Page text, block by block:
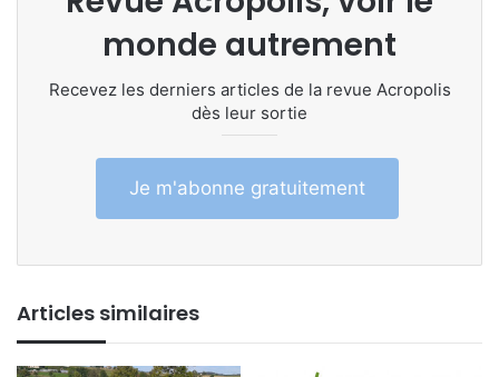
monde autrement
Recevez les derniers articles de la revue Acropolis
dès leur sortie
Je m'abonne gratuitement
Articles similaires